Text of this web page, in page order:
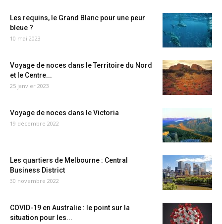
Les requins, le Grand Blanc pour une peur
bleue ?
10 mai 2023
Voyage de noces dans le Territoire du Nord
et le Centre...
25 janvier 2023
Voyage de noces dans le Victoria
19 décembre 2022
Les quartiers de Melbourne : Central
Business District
30 novembre 2022
COVID-19 en Australie : le point sur la
situation pour les...